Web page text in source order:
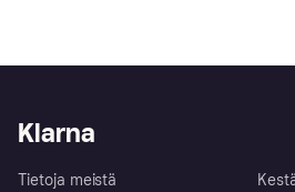
Klarna
Tietoja meistä